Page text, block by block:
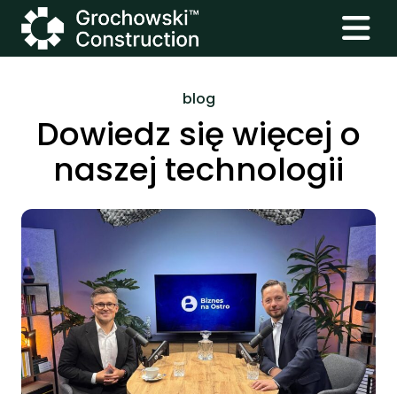
blog
Dowiedz się więcej o
naszej technologii